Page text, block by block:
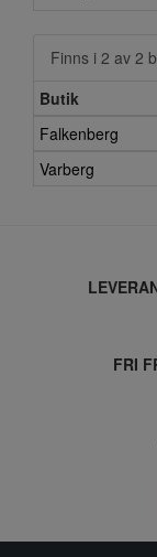
Finns i 2 av 2
Butik
Falkenberg
Varberg
FRI